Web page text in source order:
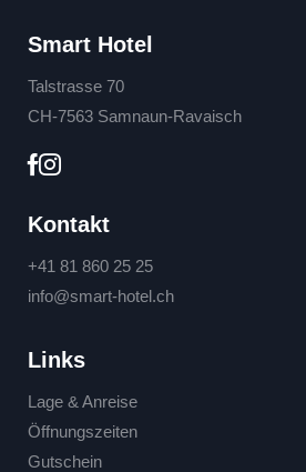
Smart Hotel
Talstrasse 70
CH-7563 Samnaun-Ravaisch
Kontakt
+41 81 860 25 25
info@smart-hotel.ch
Links
Lage & Anreise
Öffnungszeiten
Gutschein